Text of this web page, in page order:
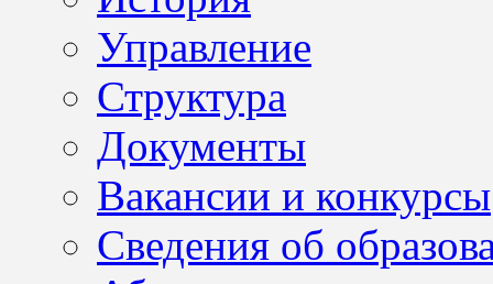
Управление
Структура
Документы
Вакансии и конкурсы
Сведения об